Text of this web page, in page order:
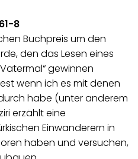
8
Buchpreis um den
den das Lesen eines
gewinnen
wenn ich es mit denen
habe (unter anderem
erzählt eine
Einwanderern in
haben und versuchen,